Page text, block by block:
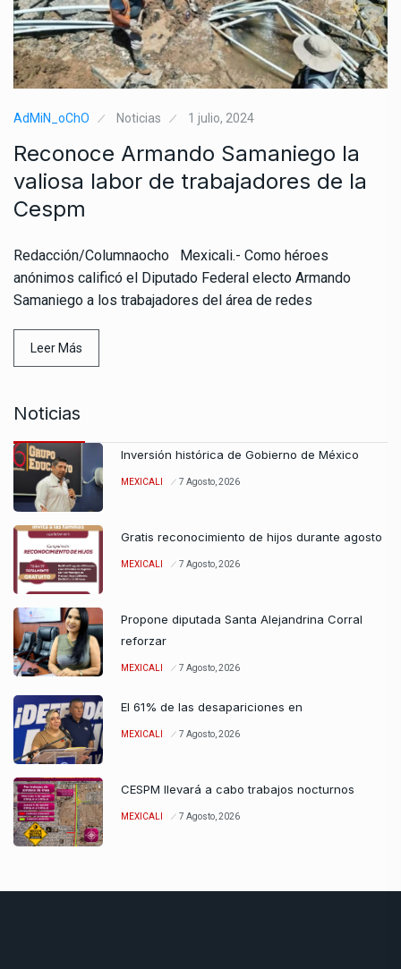
AdMiN_oChO Noticias 1 julio, 2024
Reconoce Armando Samaniego la
valiosa labor de trabajadores de la
Cespm
Redacción/Columnaocho Mexicali.- Como héroes
anónimos calificó el Diputado Federal electo Armando
Samaniego a los trabajadores del área de redes
Leer Más
Noticias
Inversión histórica de Gobierno de México
MEXICALI 7 Agosto, 2026
Gratis reconocimiento de hijos durante agosto
MEXICALI 7 Agosto, 2026
Propone diputada Santa Alejandrina Corral
reforzar
MEXICALI 7 Agosto, 2026
El 61% de las desapariciones en
MEXICALI 7 Agosto, 2026
CESPM llevará a cabo trabajos nocturnos
MEXICALI 7 Agosto, 2026